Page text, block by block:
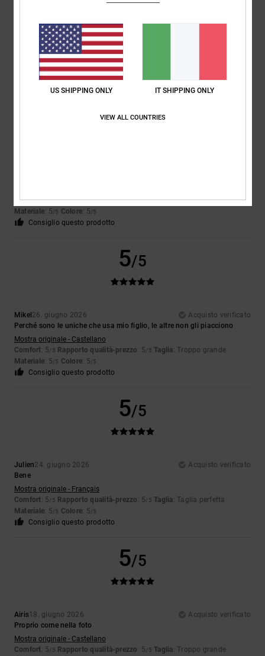
Mostra originale - English
: 5/5 Rapporto qualità-prezzo
Materiale: 5/5 Colore: 5/5
Consiglio questo prodotto
Comfort: 5/5 Rapporto qualità-prezzo: 5/5 Taglia: Taglia perfetta
Materiale: 5/5 Colore: 5/5
Consiglio questo prodotto
5/5
Mikel 26. giugno 2026
Acquisto verificato
Perché sono le uniche che usa mio figlio, le altre non gli piacciono
Mostra originale - Castellano
Comfort: 5/5 Rapporto qualità-prezzo : 5/5 Taglia: Troppo grande
Materiale: 5/5 Colore: 5/5
Consiglio questo prodotto
5/5
Julien24. giugno 2026
Acquisto verificato
Bene
Mostra originale - Français
Comfort: 5/5 Rapporto qualità-prezzo : 5/5 Taglia: Taglia perfetta
Materiale: 5/5 Colore: 5/5
Consiglio questo prodotto
5/5
Airis18. giugno 2026
Acquisto verificato
Proprio come nella foto
Mostra originale - Castellano
Comfort: 5/5 Rapporto qualità-prezzo : 5/5 Taglia: Troppo grande
US SHIPPING ONLY IT SHIPPING ONLY
VIEW ALL COUNTRIES